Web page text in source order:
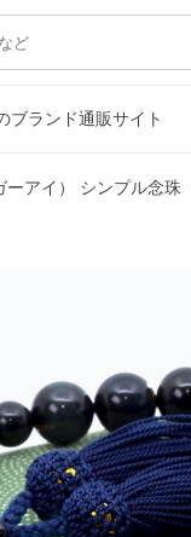
ブランド通販サイト
ーアイ） シンプル念珠